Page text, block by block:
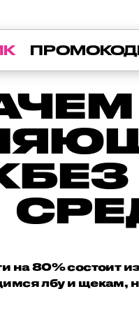
на 80% состоит
лбу и щекам,